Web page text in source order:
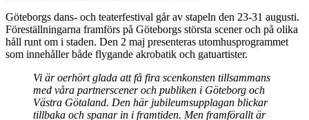
Göteborgs dans- och teaterfestival går av stapeln den 23-31 augusti.
Föreställningarna framförs på Göteborgs största scener och på olika
håll runt om i staden. Den 2 maj presenteras utomhusprogrammet
som innehåller både flygande akrobatik och gatuartister.
Vi är oerhört glada att få fira scenkonsten tillsammans
med våra partnerscener och publiken i Göteborg och
Västra Götaland. Den här jubileumsupplagan blickar
tillbaka och spanar in i framtiden. Men framförallt är